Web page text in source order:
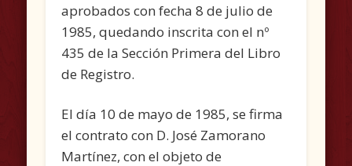
aprobados con fecha 8 de julio de
1985, quedando inscrita con el nº
435 de la Sección Primera del Libro
de Registro.
El día 10 de mayo de 1985, se firma
el contrato con D. José Zamorano
Martínez, con el objeto de